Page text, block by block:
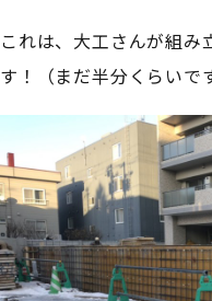
これは、大工さんが組み
す！（まだ半分くらいで